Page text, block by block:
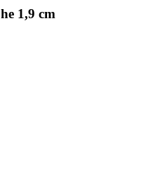
1,9 cm